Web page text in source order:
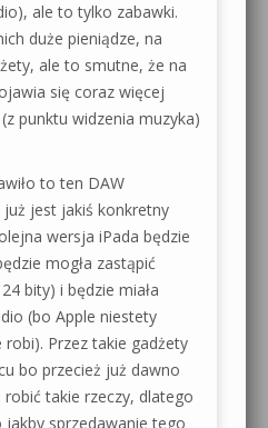
ale to tylko zabawki.
duże pieniądze, na
ale to smutne, że na
się coraz więcej
punktu widzenia muzyka)
to ten DAW
już jest jakiś konkretny
wersja iPada będzie
mogła zastąpić
bity) i będzie miała
(bo Apple niestety
Przez takie gadżety
bo przecież już dawno
takie rzeczy, dlatego
sprzedawanie tego